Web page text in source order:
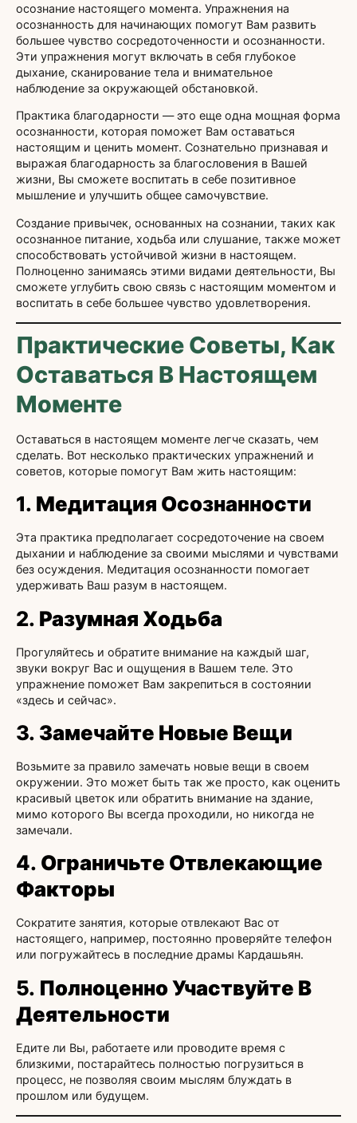
осознание настоящего момента. Упражнения на
осознанность для начинающих помогут Вам развить
большее чувство сосредоточенности и осознанности.
Эти упражнения могут включать в себя глубокое
дыхание, сканирование тела и внимательное
наблюдение за окружающей обстановкой.
Практика благодарности — это еще одна мощная форма
осознанности, которая поможет Вам оставаться
настоящим и ценить момент. Сознательно признавая и
выражая благодарность за благословения в Вашей
жизни, Вы сможете воспитать в себе позитивное
мышление и улучшить общее самочувствие.
Создание привычек, основанных на сознании, таких как
осознанное питание, ходьба или слушание, также может
способствовать устойчивой жизни в настоящем.
Полноценно занимаясь этими видами деятельности, Вы
сможете углубить свою связь с настоящим моментом и
воспитать в себе большее чувство удовлетворения.
Практические Советы, Как
Оставаться В Настоящем
Моменте
Оставаться в настоящем моменте легче сказать, чем
сделать. Вот несколько практических упражнений и
советов, которые помогут Вам жить настоящим:
1. Медитация Осознанности
Эта практика предполагает сосредоточение на своем
дыхании и наблюдение за своими мыслями и чувствами
без осуждения. Медитация осознанности помогает
удерживать Ваш разум в настоящем.
2. Разумная Ходьба
Прогуляйтесь и обратите внимание на каждый шаг,
звуки вокруг Вас и ощущения в Вашем теле. Это
упражнение поможет Вам закрепиться в состоянии
«здесь и сейчас».
3. Замечайте Новые Вещи
Возьмите за правило замечать новые вещи в своем
окружении. Это может быть так же просто, как оценить
красивый цветок или обратить внимание на здание,
мимо которого Вы всегда проходили, но никогда не
замечали.
4. Ограничьте Отвлекающие
Факторы
Сократите занятия, которые отвлекают Вас от
настоящего, например, постоянно проверяйте телефон
или погружайтесь в последние драмы Кардашьян.
5. Полноценно Участвуйте В
Деятельности
Едите ли Вы, работаете или проводите время с
близкими, постарайтесь полностью погрузиться в
процесс, не позволяя своим мыслям блуждать в
прошлом или будущем.